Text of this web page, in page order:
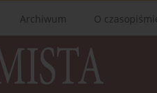
Archiwum O